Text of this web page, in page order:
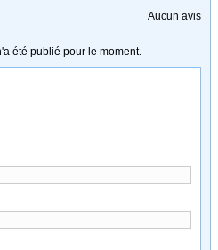
Aucun avis
été publié pour le moment.